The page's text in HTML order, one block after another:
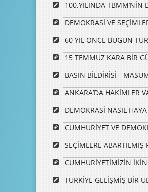
100.YILINDA TBMM’NİN
DEMOKRASİ VE
60 YIL ÖNCE BUGÜN
15 TEMMUZ KARA BİR
BASIN BİLDİRİSİ -
ANKARA’DA HAKİMLER
DEMOKRASİ NASIL
CUMHURİYET VE
SEÇİMLERE ABARTILMIŞ
CUMHURİYETİMİZİN
TÜRKİYE GELİŞMİŞ BİR